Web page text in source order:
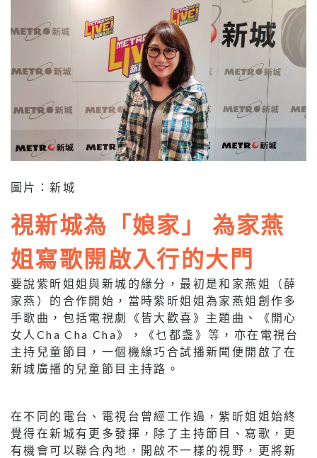
圖片：新城
視新城為「娘家」 為家燕
姐寫歌開啟入行的大門
要說紫昕姐姐與新城的緣分，最初是和家燕姐（薛
家燕）的合作開始，當時紫昕姐姐為家燕姐創作多
手歌曲，包括電視劇《皆大歡喜》主題曲、《開心
女人Cha Cha Cha》，《乜都盏》等，亦在電視台
主持兒童節目，一個機緣巧合試播新聞便開啟了在
新城廣播的兒童節目主持路。
在不同的電台、電視台曾經工作過，紫昕姐姐始終
覺得在新城有更多發揮，除了主持節目、寫歌，更
有機會可以聯合內地，開啟不一樣的視野，更將新